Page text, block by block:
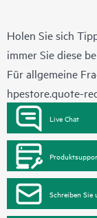
Holen Sie sich
immer Sie diese
Für allgemeine
hpestore.quote-
Live Chat
Schreiben Sie